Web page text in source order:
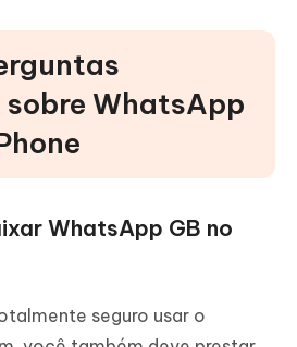
WhatsApp
WhatsApp GB no
seguro usar o